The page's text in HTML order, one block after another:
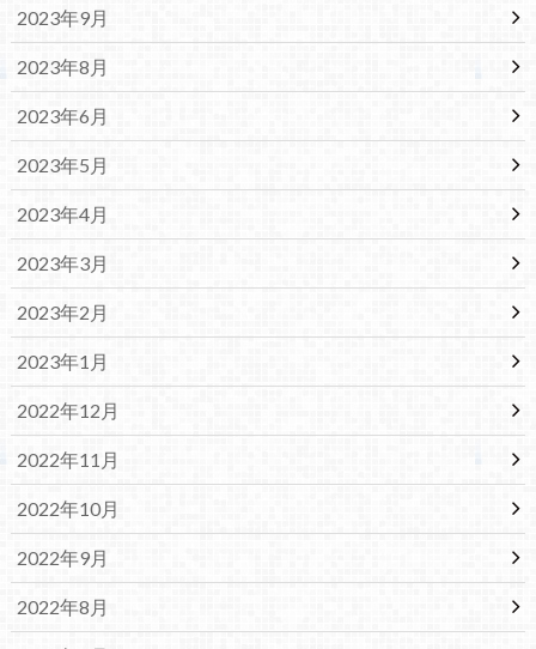
2023年9月
2023年8月
2023年6月
2023年5月
2023年4月
2023年3月
2023年2月
2023年1月
2022年12月
2022年11月
2022年10月
2022年9月
2022年8月